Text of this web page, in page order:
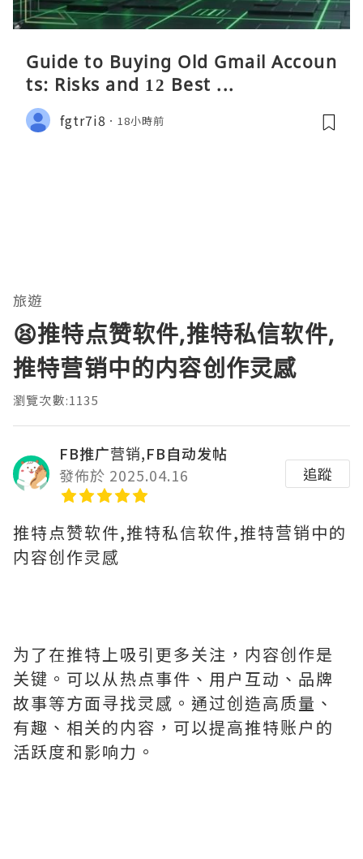
Guide to Buying Old Gmail Accoun
ts: Risks and 12 Best ...
fgtr7i8 18小時前
旅遊
😫推特点赞软件,推特私信软件,
推特营销中的内容创作灵感
瀏覽次數:1135
FB推广营销,FB自动发帖
發佈於 2025.04.16
追蹤
推特点赞软件,推特私信软件,推特营销中的
内容创作灵感
为了在推特上吸引更多关注，内容创作是
关键。可以从热点事件、用户互动、品牌
故事等方面寻找灵感。通过创造高质量、
有趣、相关的内容，可以提高推特账户的
活跃度和影响力。